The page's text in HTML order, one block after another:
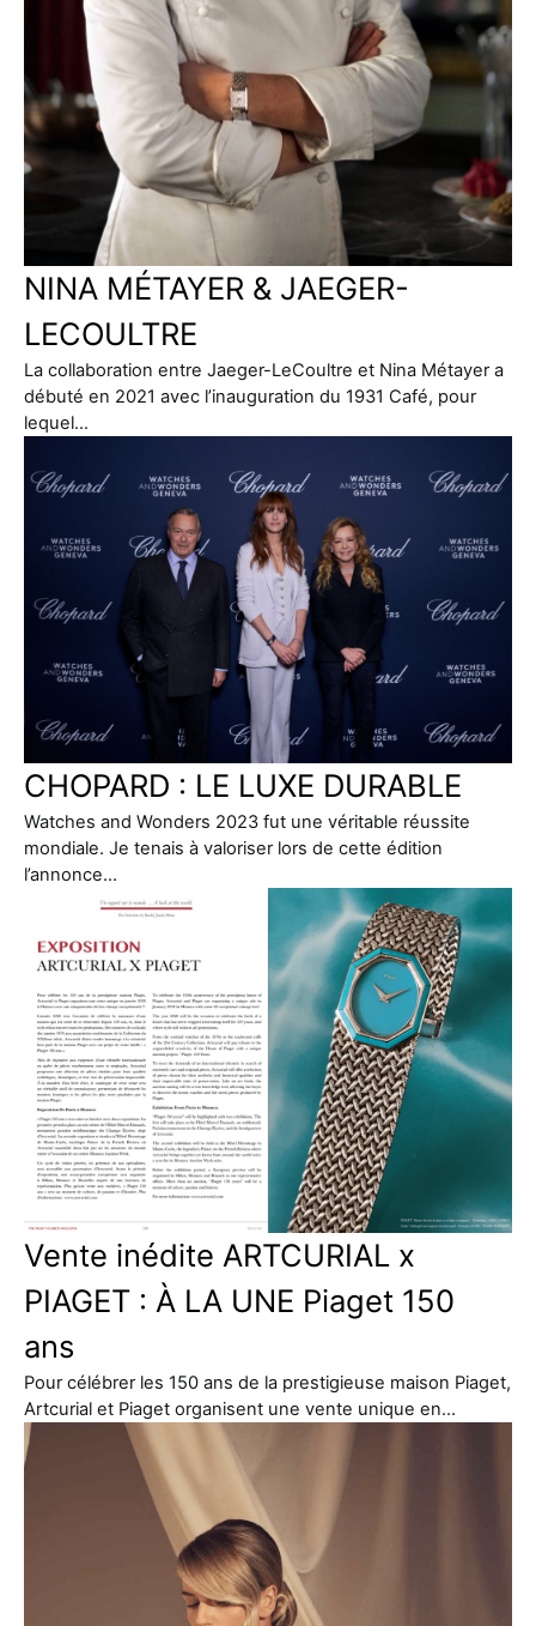
NINA MÉTAYER & JAEGER-
LECOULTRE
La collaboration entre Jaeger-LeCoultre et Nina Métayer a
débuté en 2021 avec l’inauguration du 1931 Café, pour
lequel…
CHOPARD : LE LUXE DURABLE
Watches and Wonders 2023 fut une véritable réussite
mondiale. Je tenais à valoriser lors de cette édition
l’annonce…
Vente inédite ARTCURIAL x
PIAGET : À LA UNE Piaget 150
ans
Pour célébrer les 150 ans de la prestigieuse maison Piaget,
Artcurial et Piaget organisent une vente unique en…